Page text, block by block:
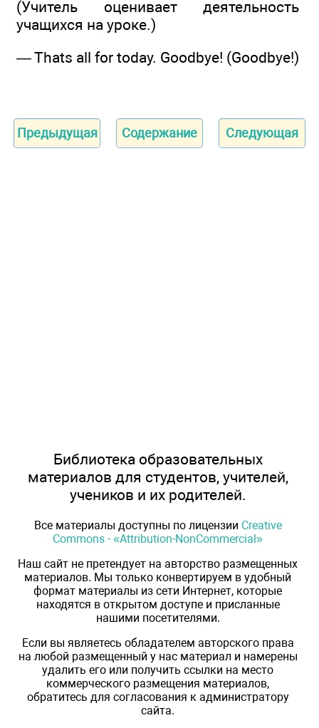
(Учитель оценивает деятельность
учащихся на уроке.)
— Thats all for today. Goodbye! (Goodbye!)
Предыдущая Содержание Следующая
Библиотека образовательных
материалов для студентов, учителей,
учеников и их родителей.
Все материалы доступны по лицензии Creative
Commons - «Attribution-NonCommercial»
Наш сайт не претендует на авторство размещенных
материалов. Мы только конвертируем в удобный
формат материалы из сети Интернет, которые
находятся в открытом доступе и присланные
нашими посетителями.
Если вы являетесь обладателем авторского права
на любой размещенный у нас материал и намерены
удалить его или получить ссылки на место
коммерческого размещения материалов,
обратитесь для согласования к администратору
сайта.